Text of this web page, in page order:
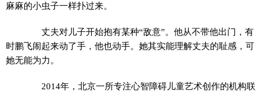
麻麻的小虫子一样扑过来。
丈夫对儿子开始抱有某种“敌意”。他从不带他出门，有
时鹏飞闹起来动了手，他也动手。她其实能理解丈夫的耻感，可
她无能为力。
2014年，北京一所专注心智障碍儿童艺术创作的机构联